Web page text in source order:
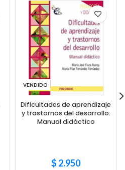
VENDIDO
Dificultades de aprendizaje
y trastornos del desarrollo.
Manual didáctico
$ 2.950